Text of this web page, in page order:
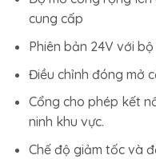
cung cấp
Phiên bản 24V với
Điều chỉnh đóng mở
Cổng cho phép kết
ninh khu vực.
Chế độ giảm tốc và